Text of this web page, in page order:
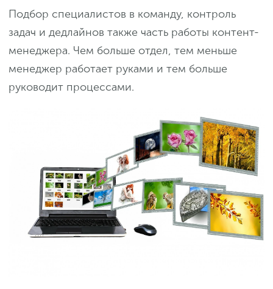
Подбор специалистов в команду, контроль
задач и дедлайнов также часть работы контент-
менеджера. Чем больше отдел, тем меньше
менеджер работает руками и тем больше
руководит процессами.